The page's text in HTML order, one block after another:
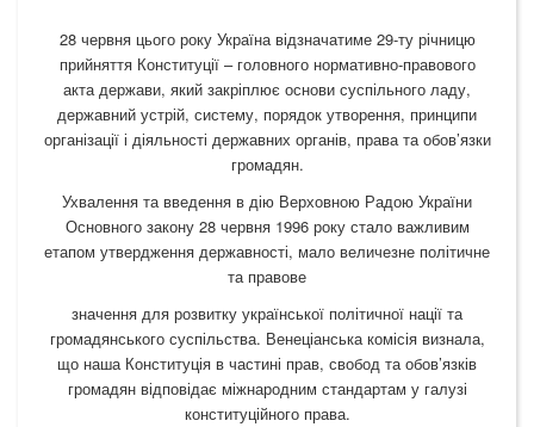
28 червня цього року Україна відзначатиме 29-ту річницю
прийняття Конституції – головного нормативно-правового
акта держави, який закріплює основи суспільного ладу,
державний устрій, систему, порядок утворення, принципи
організації і діяльності державних органів, права та обов’язки
громадян.
Ухвалення та введення в дію Верховною Радою України
Основного закону 28 червня 1996 року стало важливим
етапом утвердження державності, мало величезне політичне
та правове
значення для розвитку української політичної нації та
громадянського суспільства. Венеціанська комісія визнала,
що наша Конституція в частині прав, свобод та обов’язків
громадян відповідає міжнародним стандартам у галузі
конституційного права.